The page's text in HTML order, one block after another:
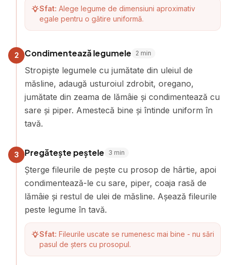
Sfat: Alege legume de dimensiuni aproximativ
egale pentru o gătire uniformă.
2 Condimentează legumele 2 min
Stropiște legumele cu jumătate din uleiul de
măsline, adaugă usturoiul zdrobit, oregano,
jumătate din zeama de lămâie și condimentează cu
sare și piper. Amestecă bine și întinde uniform în
tavă.
3 Pregătește peștele 3 min
Șterge fileurile de pește cu prosop de hârtie, apoi
condimentează-le cu sare, piper, coaja rasă de
lămâie și restul de ulei de măsline. Așează fileurile
peste legume în tavă.
Sfat: Fileurile uscate se rumenesc mai bine - nu sări
pasul de șters cu prosopul.